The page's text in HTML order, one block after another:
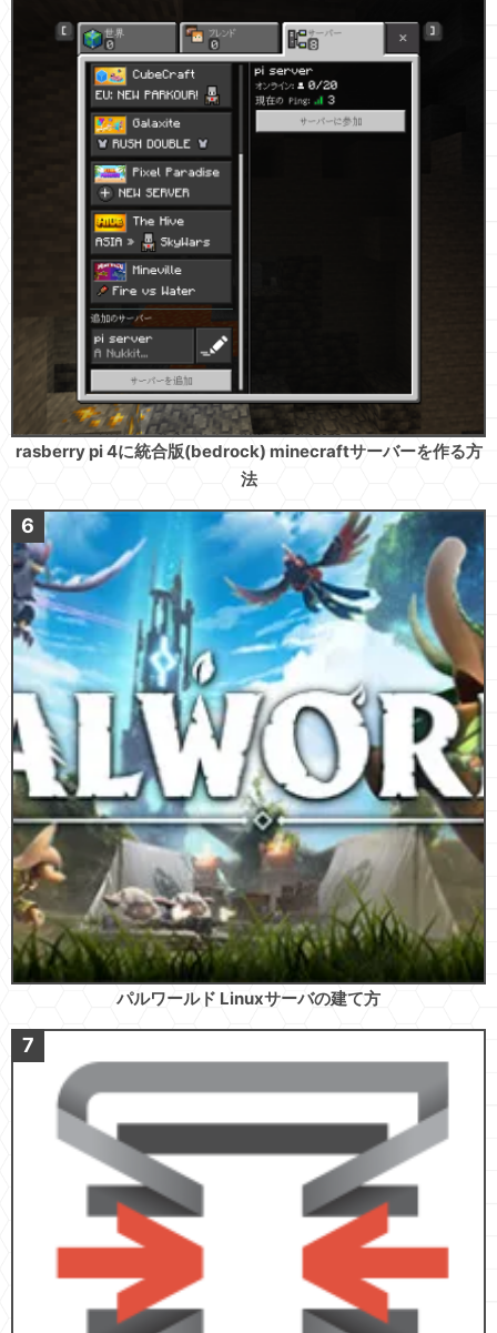
rasberry pi 4に統合版(bedrock) minecraftサーバーを作る方
法
パルワールド Linuxサーバの建て方